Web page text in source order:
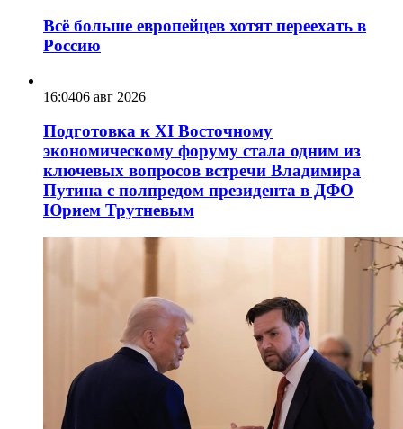
Всё больше европейцев хотят переехать в
Россию
16:0406 авг 2026
Подготовка к XI Восточному
экономическому форуму стала одним из
ключевых вопросов встречи Владимира
Путина с полпредом президента в ДФО
Юрием Трутневым